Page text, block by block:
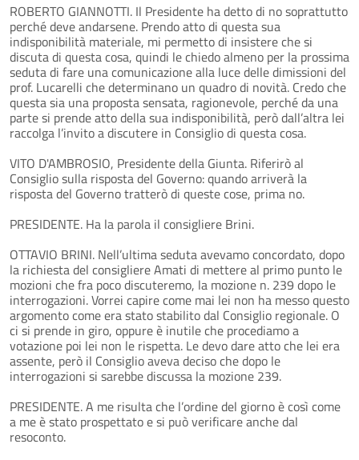
ROBERTO GIANNOTTI. Il Presidente ha detto di no soprattutto
perché deve andarsene. Prendo atto di questa sua
indisponibilità materiale, mi permetto di insistere che si
discuta di questa cosa, quindi le chiedo almeno per la prossima
seduta di fare una comunicazione alla luce delle dimissioni del
prof. Lucarelli che determinano un quadro di novità. Credo che
questa sia una proposta sensata, ragionevole, perché da una
parte si prende atto della sua indisponibilità, però dall’altra lei
raccolga l’invito a discutere in Consiglio di questa cosa.
VITO D'AMBROSIO, Presidente della Giunta. Riferirò al
Consiglio sulla risposta del Governo: quando arriverà la
risposta del Governo tratterò di queste cose, prima no.
PRESIDENTE. Ha la parola il consigliere Brini.
OTTAVIO BRINI. Nell’ultima seduta avevamo concordato, dopo
la richiesta del consigliere Amati di mettere al primo punto le
mozioni che fra poco discuteremo, la mozione n. 239 dopo le
interrogazioni. Vorrei capire come mai lei non ha messo questo
argomento come era stato stabilito dal Consiglio regionale. O
ci si prende in giro, oppure è inutile che procediamo a
votazione poi lei non le rispetta. Le devo dare atto che lei era
assente, però il Consiglio aveva deciso che dopo le
interrogazioni si sarebbe discussa la mozione 239.
PRESIDENTE. A me risulta che l’ordine del giorno è così come
a me è stato prospettato e si può verificare anche dal
resoconto.